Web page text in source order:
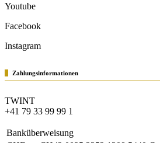
Youtube
Facebook
Instagram
Zahlungsinformationen
TWINT
+41 79 33 99 99 1
Banküberweisung